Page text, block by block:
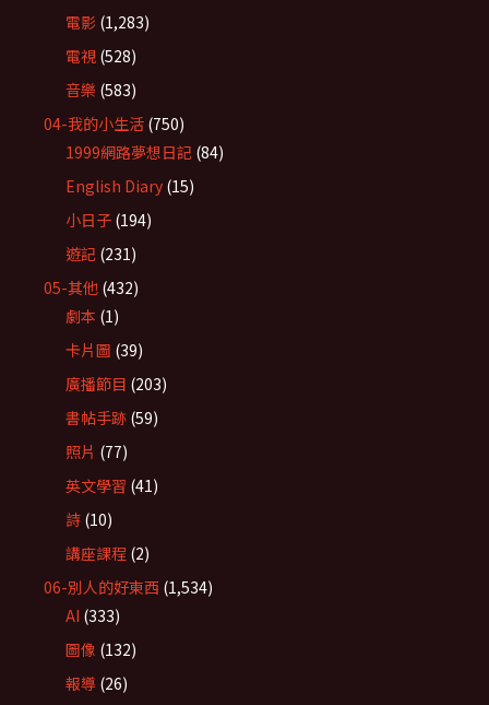
電影 (1,283)
電視 (528)
音樂 (583)
04-我的小生活 (750)
1999網路夢想日記 (84)
English Diary (15)
小日子 (194)
遊記 (231)
05-其他 (432)
劇本 (1)
卡片圖 (39)
廣播節目 (203)
書帖手跡 (59)
照片 (77)
英文學習 (41)
詩 (10)
講座課程 (2)
06-別人的好東西 (1,534)
AI (333)
圖像 (132)
報導 (26)